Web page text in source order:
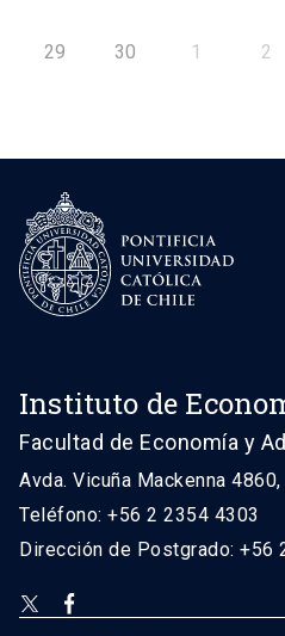
29 30 1 2
Instituto de
Facultad de Economía y
Avda. Vicuña Mackenna
Teléfono: +56 2 2354 4303
Dirección de Postgrado: +56